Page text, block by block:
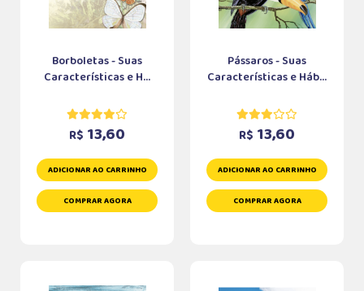
Borboletas - Suas
Características e H...
R$ 13,60
ADICIONAR AO CARRINHO
COMPRAR AGORA
Pássaros - Suas
Características e Háb...
R$ 13,60
ADICIONAR AO CARRINHO
COMPRAR AGORA